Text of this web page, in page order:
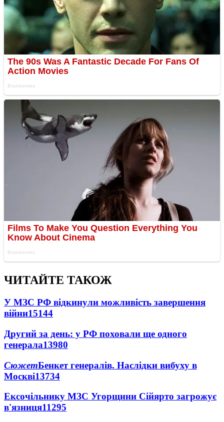
ЧИТАЙТЕ ТАКОЖ
У МЗС РФ відкинули можливість завершення
війни15144
Другий за день: у РФ поховали ще одного
генерала13980
СюжетБенкет генералів. Наслідки вибуху в
Москві13734
Ексочільнику МЗС Угорщини Сійярто загрожує
в'язниця11295